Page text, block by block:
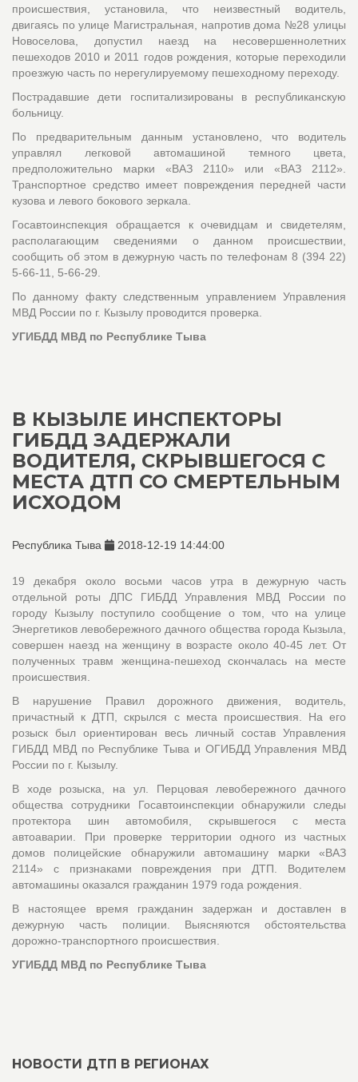
происшествия, установила, что неизвестный водитель,
двигаясь по улице Магистральная, напротив дома №28 улицы
Новоселова, допустил наезд на несовершеннолетних
пешеходов 2010 и 2011 годов рождения, которые переходили
проезжую часть по нерегулируемому пешеходному переходу.
Пострадавшие дети госпитализированы в республиканскую
больницу.
По предварительным данным установлено, что водитель
управлял легковой автомашиной темного цвета,
предположительно марки «ВАЗ 2110» или «ВАЗ 2112».
Транспортное средство имеет повреждения передней части
кузова и левого бокового зеркала.
Госавтоинспекция обращается к очевидцам и свидетелям,
располагающим сведениями о данном происшествии,
сообщить об этом в дежурную часть по телефонам 8 (394 22)
5-66-11, 5-66-29.
По данному факту следственным управлением Управления
МВД России по г. Кызылу проводится проверка.
УГИБДД МВД по Республике Тыва
В КЫЗЫЛЕ ИНСПЕКТОРЫ
ГИБДД ЗАДЕРЖАЛИ
ВОДИТЕЛЯ, СКРЫВШЕГОСЯ С
МЕСТА ДТП СО СМЕРТЕЛЬНЫМ
ИСХОДОМ
Республика Тыва 2018-12-19 14:44:00
19 декабря около восьми часов утра в дежурную часть
отдельной роты ДПС ГИБДД Управления МВД России по
городу Кызылу поступило сообщение о том, что на улице
Энергетиков левобережного дачного общества города Кызыла,
совершен наезд на женщину в возрасте около 40-45 лет. От
полученных травм женщина-пешеход скончалась на месте
происшествия.
В нарушение Правил дорожного движения, водитель,
причастный к ДТП, скрылся с места происшествия. На его
розыск был ориентирован весь личный состав Управления
ГИБДД МВД по Республике Тыва и ОГИБДД Управления МВД
России по г. Кызылу.
В ходе розыска, на ул. Перцовая левобережного дачного
общества сотрудники Госавтоинспекции обнаружили следы
протектора шин автомобиля, скрывшегося с места
автоаварии. При проверке территории одного из частных
домов полицейские обнаружили автомашину марки «ВАЗ
2114» с признаками повреждения при ДТП. Водителем
автомашины оказался гражданин 1979 года рождения.
В настоящее время гражданин задержан и доставлен в
дежурную часть полиции. Выясняются обстоятельства
дорожно-транспортного происшествия.
УГИБДД МВД по Республике Тыва
НОВОСТИ ДТП В РЕГИОНАХ